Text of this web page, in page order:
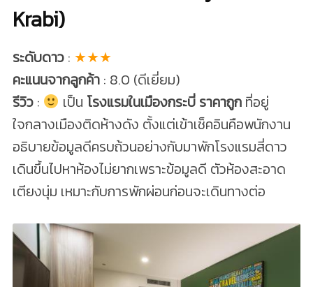
Krabi)
ระดับดาว: ★★★
คะแนนจากลูกค้า: 8.0 (ดีเยี่ยม)
รีวิว: เป็น โรงแรมในเมืองกระบี่ ราคาถูกที่อยู่
ใจกลางเมืองติดห้างดัง ตั้งแต่เข้าเช็คอินคือพนักงาน
อธิบายข้อมูลดีครบถ้วนอย่างกับมาพักโรงแรมสี่ดาว
เดินขึ้นไปหาห้องไม่ยากเพราะข้อมูลดี ตัวห้องสะอาด
เตียงนุ่ม เหมาะกับการพักผ่อนก่อนจะเดินทางต่อ